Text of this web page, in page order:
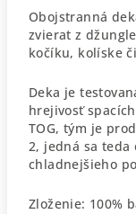
Obojstranná
zvierat z
kočíku, kolíske
Deka je
hrejivosť
TOG, tým je
2, jedná sa
chladnejšieho
Zloženie: 100%